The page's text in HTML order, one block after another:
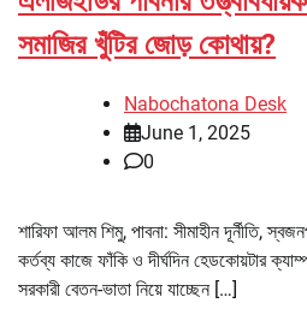
সমাজির খুঁটির জোড় কোথায়?
Nabochatona Desk
June 1, 2025
0
শারিফা আলম শিমু, পাবনা: সীমাহীন দূর্নীতি,
কর্তব্য কাজে ফাঁকি ও দীর্ঘদিন হেডকোয়টার
সরকারী বেতন-ভাতা নিয়ে যাচ্ছেন […]